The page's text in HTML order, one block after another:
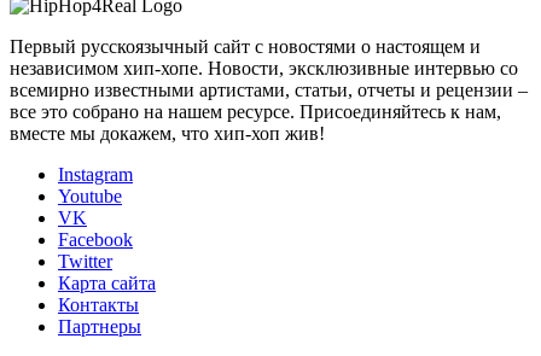
Первый русскоязычный сайт с новостями о настоящем и
независимом хип-хопе. Новости, эксклюзивные интервью со
всемирно известными артистами, статьи, отчеты и рецензии –
все это собрано на нашем ресурсе. Присоединяйтесь к нам,
вместе мы докажем, что хип-хоп жив!
Instagram
Youtube
VK
Facebook
Twitter
Карта сайта
Контакты
Партнеры